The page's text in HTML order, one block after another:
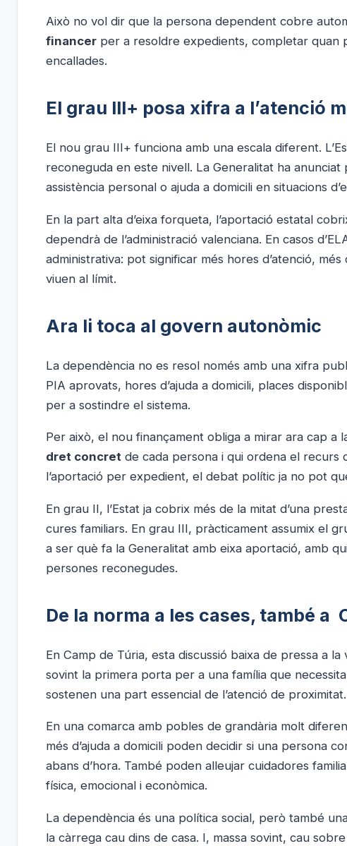
Això no vol dir que la persona dependent cobre
financer per a resoldre expedients, completar quan
encallades.
El grau III+ posa xifra a l’atenció
El nou grau III+ funciona amb una escala diferent.
reconeguda en este nivell. La Generalitat ha
assistència personal o ajuda a domicili en situacions
En la part alta d’eixa forqueta, l’aportació estatal
dependrà de l’administració valenciana. En casos
administrativa: pot significar més hores d’atenció,
viuen al límit.
Ara li toca al govern autonòmic
La dependència no es resol només amb una xifra
PIA aprovats, hores d’ajuda a domicili, places
per a sostindre el sistema.
Per això, el nou finançament obliga a mirar ara cap a
dret concret de cada persona i qui ordena el recurs
l’aportació per expedient, el debat polític ja no pot
En grau II, l’Estat ja cobrix més de la mitat d’una
cures familiars. En grau III, pràcticament assumix el
a ser què fa la Generalitat amb eixa aportació, amb
persones reconegudes.
De la norma a les cases, també a
En Camp de Túria, esta discussió baixa de pressa a
sovint la primera porta per a una família que
sostenen una part essencial de l’atenció de proximitat.
En una comarca amb pobles de grandària molt
més d’ajuda a domicili poden decidir si una persona
abans d’hora. També poden alleujar cuidadores
física, emocional i econòmica.
La dependència és una política social, però també
la càrrega cau dins de casa. I, massa sovint, cau